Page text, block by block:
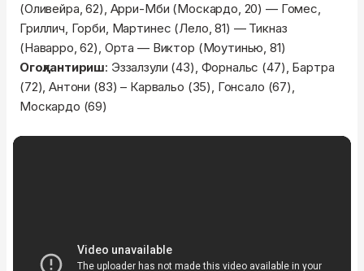
(Оливейра, 62), Арри-Мби (Москардо, 20) — Гомес,
Гриллич, Горби, Мартинес (Лело, 81) — Тикназ
(Наварро, 62), Орта — Виктор (Моутинью, 81)
Огоҳлантириш: Эззалзули (43), Форнальс (47), Бартра
(72), Антони (83) – Карвальо (35), Гонсало (67),
Москардо (69)